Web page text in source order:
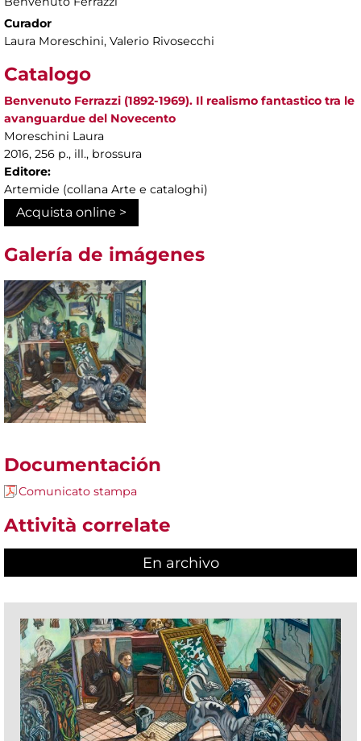
Curador
Laura Moreschini, Valerio Rivosecchi
Catalogo
Benvenuto Ferrazzi (1892-1969). Il realismo fantastico tra le
avanguardue del Novecento
Moreschini Laura
2016, 256 p., ill., brossura
Editore:
Artemide (collana Arte e cataloghi)
Acquista online >
Galería de imágenes
Documentación
Comunicato stampa
Attività correlate
En archivo